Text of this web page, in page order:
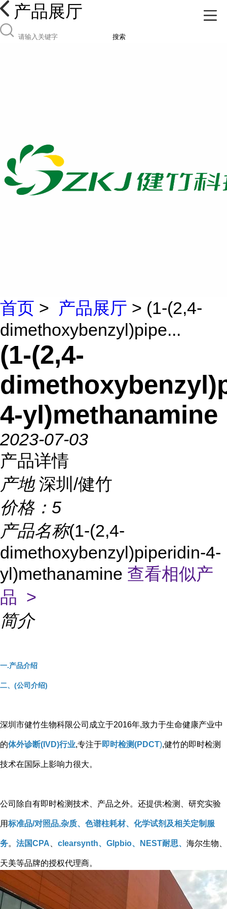
产品展厅
搜索
首页 > 产品展厅 > (1-(2,4-
dimethoxybenzyl)pipe...
(1-(2,4-
4-yl)methanamine
2023-07-03
产品详情
产地 深圳/健竹
价格： 5
产品名称(1-(2,4-
dimethoxybenzyl)piperidin-4-
yl)methanamine 查看相似产
品 >
简介
一.产品介绍
二、(公司介绍)
深圳市健竹生物科限公司成立于2016年,致力于生命健康产业中
的体外诊断(IVD)行业,专注于即时检测(PDCT),健竹的即时检测
技术在国际上影响力很大。
公司除自有即时检测技术、产品之外。还提供:检测、研究实验
用标准品/对照品,杂质、色谱柱耗材、化学试剂及相关定制服
务。 法国CPA clearsynth、Glpbio、NEST耐思、 海尔生物、
天美等品牌的授权代理商。